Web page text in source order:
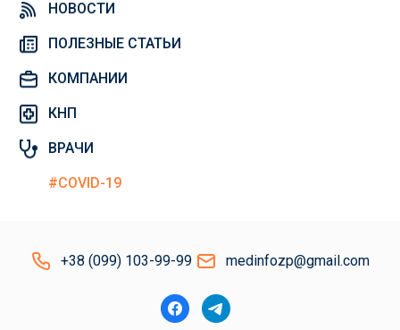
НОВОСТИ
ПОЛЕЗНЫЕ СТАТЬИ
КОМПАНИИ
КНП
ВРАЧИ
#COVID-19
+38 (099) 103-99-99 medinfozp@gmail.com